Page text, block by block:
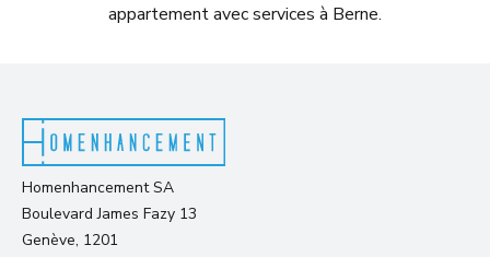
appartement avec services à Berne.
Homenhancement SA
Boulevard James Fazy 13
Genève, 1201